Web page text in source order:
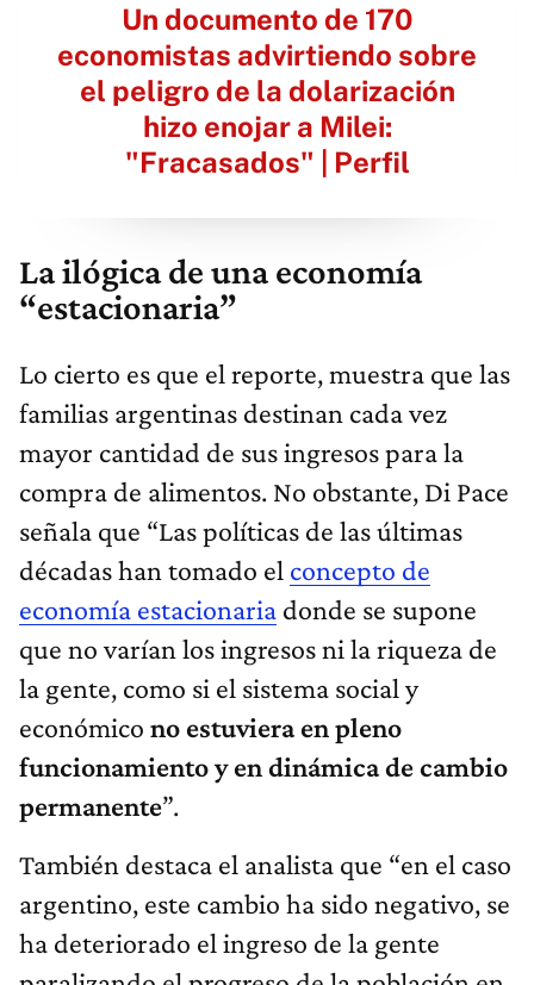
Un documento de 170
economistas advirtiendo sobre
el peligro de la dolarización
hizo enojar a Milei:
"Fracasados" | Perfil
La ilógica de una economía
“estacionaria”
Lo cierto es que el reporte, muestra que las
familias argentinas destinan cada vez
mayor cantidad de sus ingresos para la
compra de alimentos. No obstante, Di Pace
señala que “Las políticas de las últimas
décadas han tomado el concepto de
economía estacionaria donde se supone
que no varían los ingresos ni la riqueza de
la gente, como si el sistema social y
económico no estuviera en pleno
funcionamiento y en dinámica de cambio
permanente”.
También destaca el analista que “en el caso
argentino, este cambio ha sido negativo, se
ha deteriorado el ingreso de la gente